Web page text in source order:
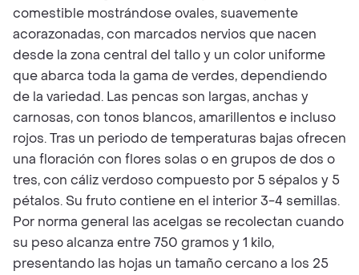
comestible mostrándose ovales, suavemente
acorazonadas, con marcados nervios que nacen
desde la zona central del tallo y un color uniforme
que abarca toda la gama de verdes, dependiendo
de la variedad. Las pencas son largas, anchas y
carnosas, con tonos blancos, amarillentos e incluso
rojos. Tras un periodo de temperaturas bajas ofrecen
una floración con flores solas o en grupos de dos o
tres, con cáliz verdoso compuesto por 5 sépalos y 5
pétalos. Su fruto contiene en el interior 3-4 semillas.
Por norma general las acelgas se recolectan cuando
su peso alcanza entre 750 gramos y 1 kilo,
presentando las hojas un tamaño cercano a los 25